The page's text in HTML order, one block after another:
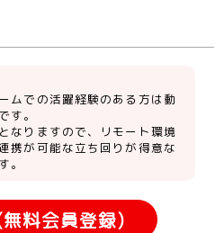
ムでの活躍経験のある方は動
す。
なりますので、リモート環境
携が可能な立ち回りが得意な
。
料会員登録)